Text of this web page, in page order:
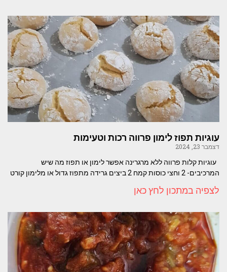
עוגיות תפוז לימון פרווה רכות וטעימות
דצמבר 23, 2024
עוגיות קלות פרווה ללא מרגרינה אפשר לימון או תפוז מה שיש
המרכיבים- 2 וחצי כוסות קמח 2 ביצים גרידה מתפוז גדול או מלימון קורט
לצפיה במתכון לחץ כאן